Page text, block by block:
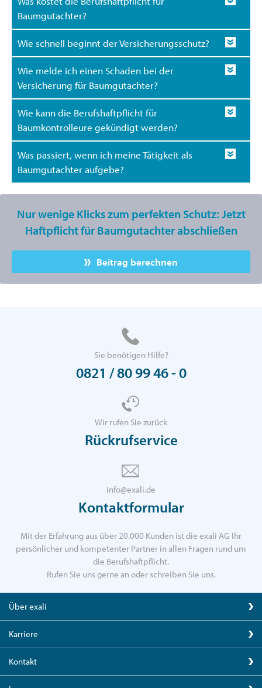
Baumgutachter?
Wie schnell beginnt der Versicherungsschutz?
Wie melde ich einen Schaden bei der
Versicherung für Baumgutachter?
Wie kann die Berufshaftpflicht für
Baumkontrolleure gekündigt werden?
Was passiert, wenn ich meine Tätigkeit als
Baumgutachter aufgebe?
Nur wenige Klicks zum perfekten Schutz: Jetzt
Haftpflicht für Baumgutachter abschließen
Beitrag berechnen
Sie benötigen Hilfe?
0821 / 80 99 46 - 0
Wir rufen Sie zurück
Rückrufservice
info@exali.de
Kontaktformular
Mit der Erfahrung aus über 20.000 Kunden ist die exali AG Ihr
persönlicher und kompetenter Partner in allen Fragen rund um
die Berufshaftpflicht.
Rufen Sie uns gerne an oder schreiben Sie uns.
Über exali
Karriere
Kontakt